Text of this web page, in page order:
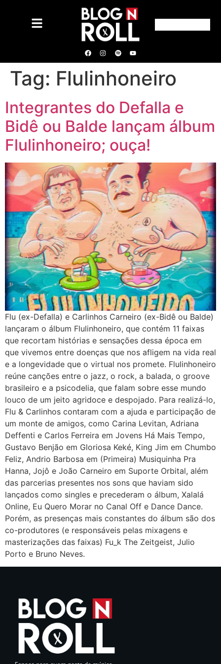
Tag: Flulinhoneiro
Integrantes do Defalla e
Bidê ou Balde lançam álbum
Flulinhoneiro; ouça!
Flu (ex-Defalla) e Carlinhos Carneiro (ex-Bidê ou Balde)
lançaram o álbum Flulinhoneiro, que contém 11 faixas
que recortam histórias e sensações dessa época em
que vivemos entre doenças que nos afligem na vida real
e a longevidade que o virtual nos promete. Flulinhoneiro
reúne canções entre o jazz, o rock, a balada, o groove
brasileiro e a psicodelia, que falam sobre esse mundo
louco de um jeito agridoce e despojado. Para realizá-lo,
Flu & Carlinhos contaram com a ajuda e participação de
um monte de amigos, como Carina Levitan, Adriana
Deffenti e Carlos Ferreira em Jovens Há Mais Tempo,
Gustavo Benjão em Gloriosa Keké, King Jim em Chumbo
Feliz, Andrio Barbosa em (Primeira) Musiquinha Pra
Hanna, Jojô e João Carneiro em Suporte Orbital, além
das parcerias presentes nos sons que haviam sido
lançados como singles e precederam o álbum, Xalalá
Online, Eu Quero Morar no Canal Off e Dance Dance.
Porém, as presenças mais constantes do álbum são dos
co-produtores (e responsáveis pelas mixagens e
masterizações das faixas) Fu_k The Zeitgeist, Julio
Porto e Bruno Neves.